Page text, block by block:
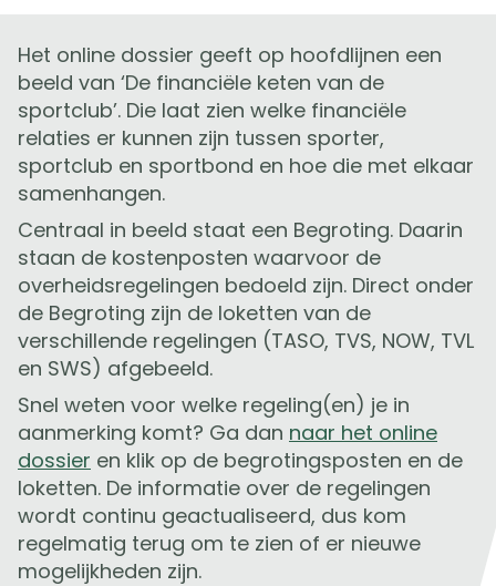
Het online dossier geeft op hoofdlijnen een
beeld van ‘De financiële keten van de
sportclub’. Die laat zien welke financiële
relaties er kunnen zijn tussen sporter,
sportclub en sportbond en hoe die met elkaar
samenhangen.
Centraal in beeld staat een Begroting. Daarin
staan de kostenposten waarvoor de
overheidsregelingen bedoeld zijn. Direct onder
de Begroting zijn de loketten van de
verschillende regelingen (TASO, TVS, NOW, TVL
en SWS) afgebeeld.
Snel weten voor welke regeling(en) je in
aanmerking komt? Ga dan naar het online
dossier en klik op de begrotingsposten en de
loketten. De informatie over de regelingen
wordt continu geactualiseerd, dus kom
regelmatig terug om te zien of er nieuwe
mogelijkheden zijn.